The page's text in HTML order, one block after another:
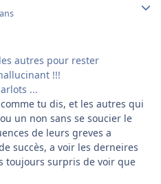
autres pour rester
!!!
...
tu dis, et les autres qui
un non sans se soucier le
de leurs greves a
succès, a voir les derneires
toujours surpris de voir que